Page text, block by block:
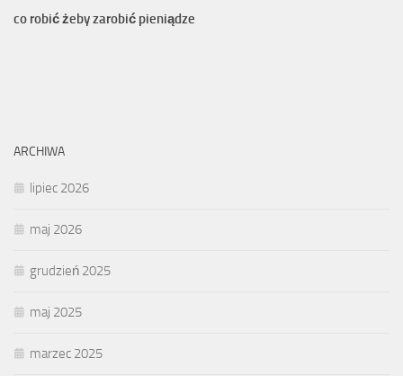
co robić żeby zarobić pieniądze
ARCHIWA
lipiec 2026
maj 2026
grudzień 2025
maj 2025
marzec 2025